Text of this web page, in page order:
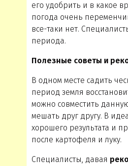
его удобрить и в какое
погода очень
все-таки нет.
периода.
Полезные советы и
В одном месте садить
период земля
можно совместить
мешать друг другу. В
хорошего результата и
после картофеля и луку.
Специалисты, давая